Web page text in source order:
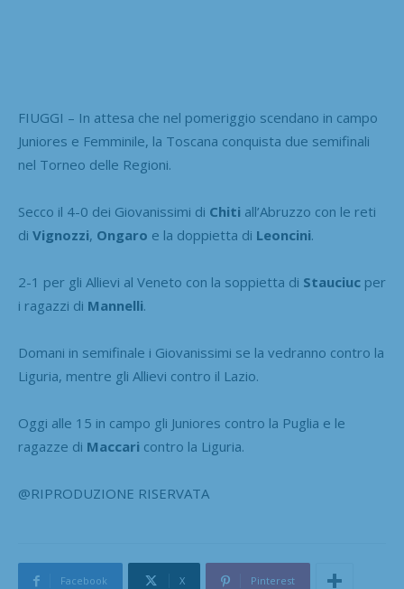
FIUGGI – In attesa che nel pomeriggio scendano in campo
Juniores e Femminile, la Toscana conquista due semifinali
nel Torneo delle Regioni.
Secco il 4-0 dei Giovanissimi di Chiti all’Abruzzo con le reti
di Vignozzi, Ongaro e la doppietta di Leoncini.
2-1 per gli Allievi al Veneto con la soppietta di Stauciuc per
i ragazzi di Mannelli.
Domani in semifinale i Giovanissimi se la vedranno contro la
Liguria, mentre gli Allievi contro il Lazio.
Oggi alle 15 in campo gli Juniores contro la Puglia e le
ragazze di Maccari contro la Liguria.
@RIPRODUZIONE RISERVATA
Facebook X Pinterest